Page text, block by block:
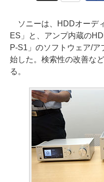
ソニーは、HDDオーデ
ES」と、アンプ内蔵の
P-S1」のソフトウェア/
始した。検索性の改善な
る。